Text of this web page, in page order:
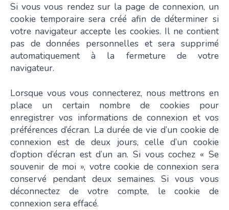
Si vous vous rendez sur la page de connexion, un
cookie temporaire sera créé afin de déterminer si
votre navigateur accepte les cookies. Il ne contient
pas de données personnelles et sera supprimé
automatiquement à la fermeture de votre
navigateur.
Lorsque vous vous connecterez, nous mettrons en
place un certain nombre de cookies pour
enregistrer vos informations de connexion et vos
préférences d’écran. La durée de vie d’un cookie de
connexion est de deux jours, celle d’un cookie
d’option d’écran est d’un an. Si vous cochez « Se
souvenir de moi », votre cookie de connexion sera
conservé pendant deux semaines. Si vous vous
déconnectez de votre compte, le cookie de
connexion sera effacé.